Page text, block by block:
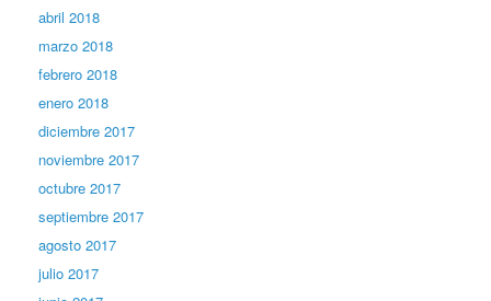
abril 2018
marzo 2018
febrero 2018
enero 2018
diciembre 2017
noviembre 2017
octubre 2017
septiembre 2017
agosto 2017
julio 2017